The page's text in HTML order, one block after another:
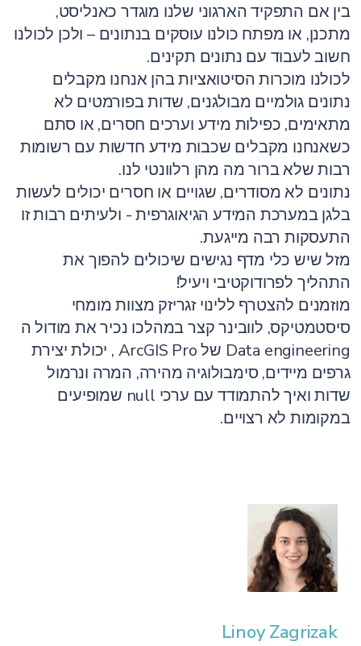
בין אם התפקיד הארגוני שלנו מוגדר כאנליסט,
מתכנן, או מפתח כולנו עוסקים בנתונים – ולכן לכולנו
חשוב לעבוד עם נתונים תקינים.
לכולנו מוכרות הסיטואציות בהן אנחנו מקבלים
נתונים גולמיים מבולגנים, שדות בפורמטים לא
מתאימים, כפילות מידע וערכים חסרים, או סתם
כשאנחנו מקבלים שכבות מידע חדשות עם רשומות
רבות שלא ברור מה מהן רלוונטי לנו.
נתונים לא מסודרים, שגויים או חסרים יכולים לעשות
בלגן במערכת המידע הגיאוגרפית - ולעיתים רבות זו
התעסקות רבה מייגעת.
מזל שיש כלי מדף נגישים שיכולים להפוך את
התהליך לפרודוקטיבי ויעיל!
מוזמנים להצטרף ללינוי זגריזק מצוות מומחי
סיסטמטיקס, לוובינר קצר במהלכו נכיר את מודול ה
Data engineering של ArcGIS Pro , יכולת יצירת
גרפים מיידים, סימבולוגיה מהירה, המרה ונרמול
שדות ואיך להתמודד עם ערכי null שמופיעים
במקומות לא רצויים.
Linoy Zagrizak